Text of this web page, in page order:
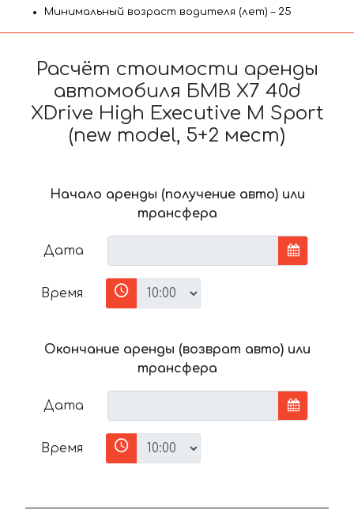
Минимальный возраст водителя (лет) – 25
Расчёт стоимости аренды
автомобиля БМВ X7 40d
XDrive High Executive M Sport
(new model, 5+2 мест)
Начало аренды (получение авто) или
трансфера
Дата
Время
Окончание аренды (возврат авто) или
трансфера
Дата
Время